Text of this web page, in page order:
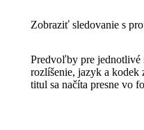
Zobraziť sledovanie s
Predvoľby pre jednotlivé
rozlíšenie, jazyk a kodek
titul sa načíta presne vo